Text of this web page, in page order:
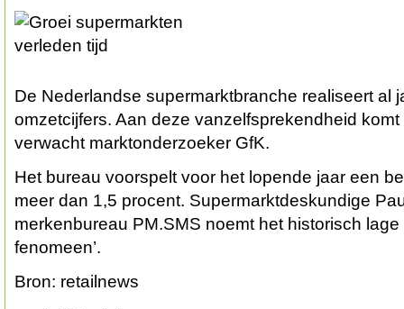
De Nederlandse supermarktbranche realiseert al
omzetcijfers. Aan deze vanzelfsprekendheid
verwacht marktonderzoeker GfK.
Het bureau voorspelt voor het lopende jaar een
meer dan 1,5 procent. Supermarktdeskundige
merkenbureau PM.SMS noemt het historisch lage
fenomeen’.
Bron: retailnews